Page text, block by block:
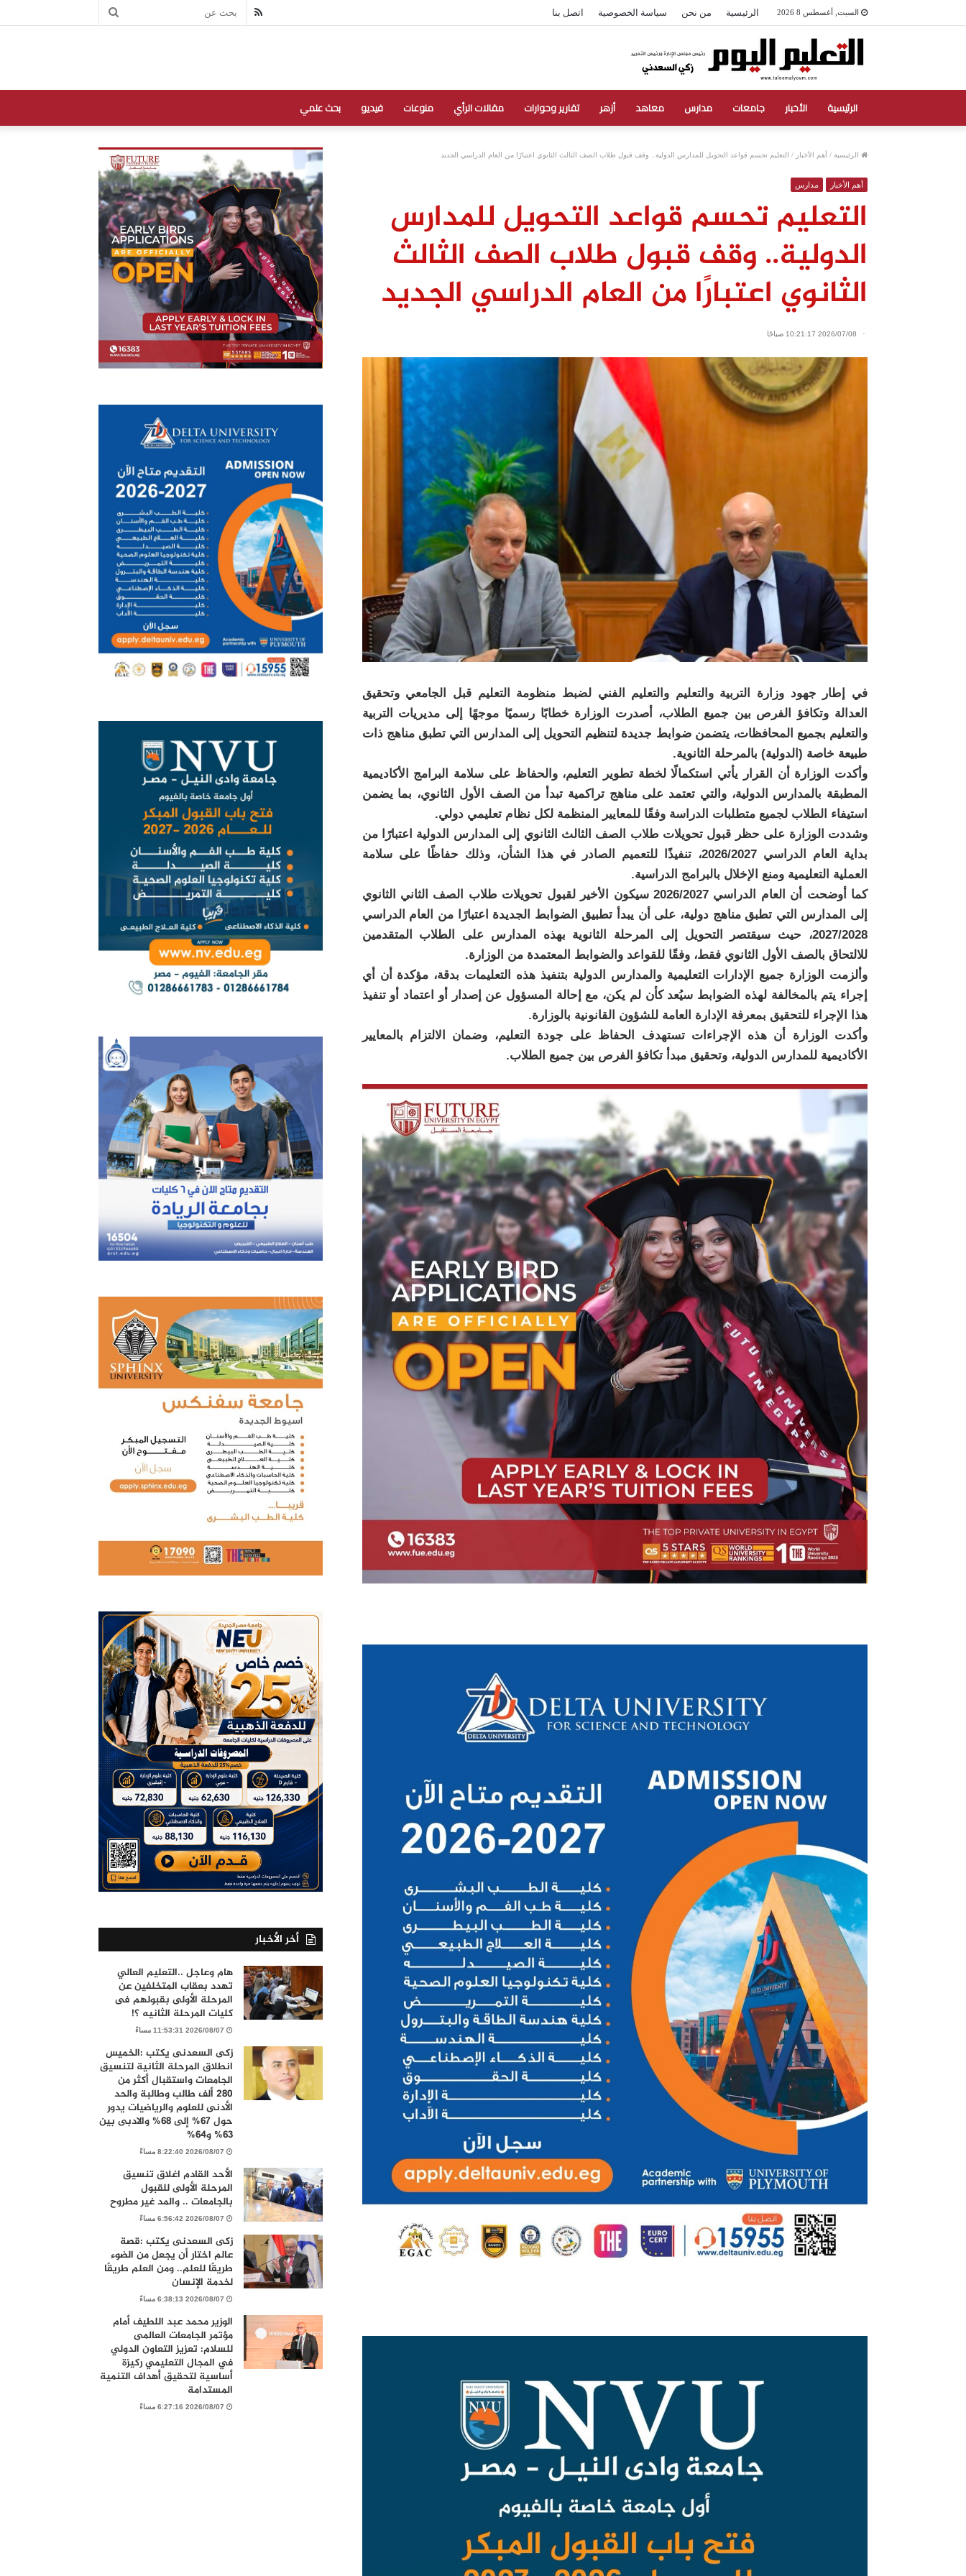
السبت, أغسطس 8 2026 الرئيسية من نحن سياسة الخصوصية اتصل بنا بحث RSS
الرئيسية الأخبار جامعات مدارس معاهد أزهر تقارير وحوارات مقالات الرأي منوعات فيديو بحث علمي
الرئيسية / أهم الأخبار / التعليم تحسم قواعد التحويل للمدارس الدولية.. وقف قبول طلاب الصف الثالث الثانوي اعتبارًا من العام الدراسي الجديد
أهم الأخبار مدارس
التعليم تحسم قواعد التحويل للمدارس
الدولية.. وقف قبول طلاب الصف الثالث
الثانوي اعتبارًا من العام الدراسي الجديد
2026/07/08 10:21:17 صباحًا
في إطار جهود وزارة التربية والتعليم والتعليم الفني لضبط منظومة التعليم قبل الجامعي وتحقيق
العدالة وتكافؤ الفرص بين جميع الطلاب، أصدرت الوزارة خطابًا رسميًا موجهًا إلى مديريات التربية
والتعليم بجميع المحافظات، يتضمن ضوابط جديدة لتنظيم التحويل إلى المدارس التي تطبق مناهج ذات
طبيعة خاصة (الدولية) بالمرحلة الثانوية.
وأكدت الوزارة أن القرار يأتي استكمالًا لخطة تطوير التعليم، والحفاظ على سلامة البرامج الأكاديمية
المطبقة بالمدارس الدولية، والتي تعتمد على مناهج تراكمية تبدأ من الصف الأول الثانوي، بما يضمن
استيفاء الطلاب لجميع متطلبات الدراسة وفقًا للمعايير المنظمة لكل نظام تعليمي دولي.
وشددت الوزارة على حظر قبول تحويلات طلاب الصف الثالث الثانوي إلى المدارس الدولية اعتبارًا من
بداية العام الدراسي 2026/2027، تنفيذًا للتعميم الصادر في هذا الشأن، وذلك حفاظًا على سلامة
العملية التعليمية ومنع الإخلال بالبرامج الدراسية.
كما أوضحت أن العام الدراسي 2026/2027 سيكون الأخير لقبول تحويلات طلاب الصف الثاني الثانوي
إلى المدارس التي تطبق مناهج دولية، على أن يبدأ تطبيق الضوابط الجديدة اعتبارًا من العام الدراسي
2027/2028، حيث سيقتصر التحويل إلى المرحلة الثانوية بهذه المدارس على الطلاب المتقدمين
للالتحاق بالصف الأول الثانوي فقط، وفقًا للقواعد والضوابط المعتمدة من الوزارة.
وألزمت الوزارة جميع الإدارات التعليمية والمدارس الدولية بتنفيذ هذه التعليمات بدقة، مؤكدة أن أي
إجراء يتم بالمخالفة لهذه الضوابط سيُعد كأن لم يكن، مع إحالة المسؤول عن إصدار أو اعتماد أو تنفيذ
هذا الإجراء للتحقيق بمعرفة الإدارة العامة للشؤون القانونية بالوزارة.
وأكدت الوزارة أن هذه الإجراءات تستهدف الحفاظ على جودة التعليم، وضمان الالتزام بالمعايير
الأكاديمية للمدارس الدولية، وتحقيق مبدأ تكافؤ الفرص بين جميع الطلاب.
أخر الأخبار
هام وعاجل ..التعليم العالي
تهدد بعقاب المتخلفين عن
المرحلة الأولى بقبولهم فى
كليات المرحلة الثانيه ؟!
2026/08/07 11:53:31 مساءً
زكى السعدنى يكتب :الخميس
انطلاق المرحلة الثانية لتنسيق
الجامعات واستقبال أكثر من
280 ألف طالب وطالبة والحد
الأدنى للعلوم والرياضيات يدور
حول 67% إلى 68% والادبى بين
63% و64%
2026/08/07 8:22:40 مساءً
الأحد القادم اغلاق تنسيق
المرحلة الأولى للقبول
بالجامعات .. والمد غير مطروح
2026/08/07 6:56:42 مساءً
زكى السعدنى يكتب :قصة
عالم اختار أن يجعل من الضوء
طريقًا للعلم.. ومن العلم طريقًا
لخدمة الإنسان
2026/08/07 6:38:13 مساءً
الوزير محمد عبد اللطيف أمام
مؤتمر الجامعات العالمى
للسلام: تعزيز التعاون الدولي
في المجال التعليمي ركيزة
أساسية لتحقيق أهداف التنمية
المستدامة
2026/08/07 6:27:16 مساءً